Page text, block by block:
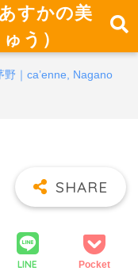
すかの美
う）
野｜ca’enne, Nagano
LINE Pocket